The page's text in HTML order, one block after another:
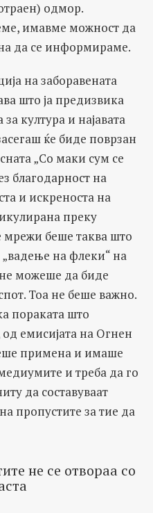
одмор.
имавме можност да
да се информираме.
на заборавената
што ја предизвика
култура и најавата
ќе биде поврзан
„Со маки сум се
благодарност на
и искреноста на
преку
мрежи беше таква што
на флеки“ на
можеше да биде
Тоа не беше важно.
пораката што
емисијата на Огнен
примена и имаше
и треба да го
да составуваат
пропустите за тие да
не се отвораа со